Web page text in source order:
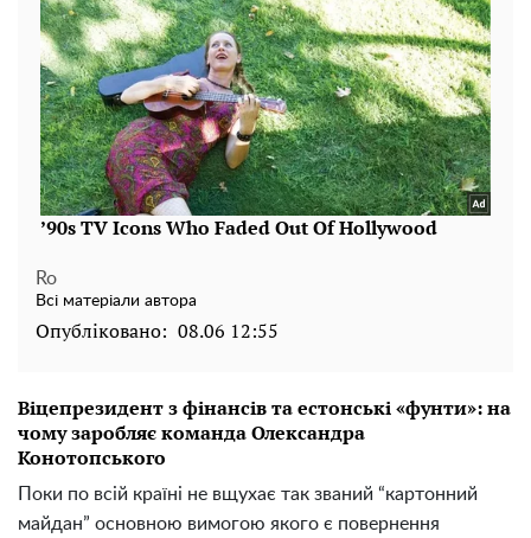
Ro
Всі матеріали автора
Опубліковано: 08.06 12:55
Віцепрезидент з фінансів та естонські «фунти»: на
чому заробляє команда Олександра
Конотопського
Поки по всій країні не вщухає так званий “картонний
майдан” основною вимогою якого є повернення